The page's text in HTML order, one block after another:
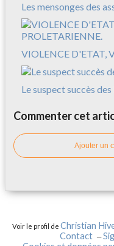
Les mensonges des
VIOLENCE D'ETAT,
Le suspect succès
Commenter cet
Ajouter un
Voir le profil deChristian
Contact